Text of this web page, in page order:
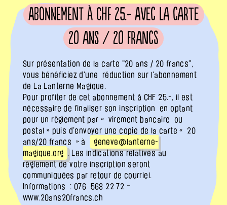
Abonnement à CHF 25.- avec la carte
20 ans / 20 francs
Sur présentation de la carte "20 ans / 20 francs",
vous bénéficiez d'une réduction sur l'abonnement
de La Lanterne Magique.
Pour profiter de cet abonnement à CHF 25.-, il est
nécessaire de finaliser son inscription en optant
pour un règlement par « virement bancaire ou
postal » puis d’envoyer une copie de la carte « 20
ans/20 francs » à
geneve@lanterne-
magique.org . Les indications relatives au
règlement de votre inscription seront
communiquées par retour de courriel.
Informations : 076 568 22 72 –
www.20ans20francs.ch